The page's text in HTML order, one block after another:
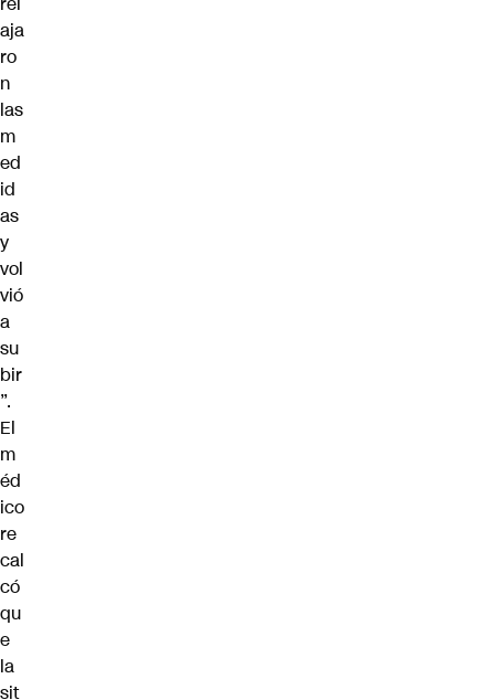
aja
ro
n
las
m
ed
id
as
y
vol
vió
a
su
bir
”.
El
m
éd
ico
re
cal
có
qu
e
la
sit